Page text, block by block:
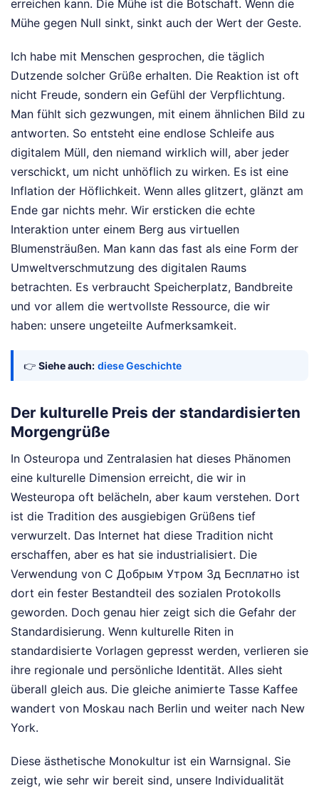
erreichen kann. Die Mühe ist die Botschaft. Wenn die
Mühe gegen Null sinkt, sinkt auch der Wert der Geste.
Ich habe mit Menschen gesprochen, die täglich
Dutzende solcher Grüße erhalten. Die Reaktion ist oft
nicht Freude, sondern ein Gefühl der Verpflichtung.
Man fühlt sich gezwungen, mit einem ähnlichen Bild zu
antworten. So entsteht eine endlose Schleife aus
digitalem Müll, den niemand wirklich will, aber jeder
verschickt, um nicht unhöflich zu wirken. Es ist eine
Inflation der Höflichkeit. Wenn alles glitzert, glänzt am
Ende gar nichts mehr. Wir ersticken die echte
Interaktion unter einem Berg aus virtuellen
Blumensträußen. Man kann das fast als eine Form der
Umweltverschmutzung des digitalen Raums
betrachten. Es verbraucht Speicherplatz, Bandbreite
und vor allem die wertvollste Ressource, die wir
haben: unsere ungeteilte Aufmerksamkeit.
👉 Siehe auch: diese Geschichte
Der kulturelle Preis der standardisierten
Morgengrüße
In Osteuropa und Zentralasien hat dieses Phänomen
eine kulturelle Dimension erreicht, die wir in
Westeuropa oft belächeln, aber kaum verstehen. Dort
ist die Tradition des ausgiebigen Grüßens tief
verwurzelt. Das Internet hat diese Tradition nicht
erschaffen, aber es hat sie industrialisiert. Die
Verwendung von С Добрым Утром 3д Бесплатно ist
dort ein fester Bestandteil des sozialen Protokolls
geworden. Doch genau hier zeigt sich die Gefahr der
Standardisierung. Wenn kulturelle Riten in
standardisierte Vorlagen gepresst werden, verlieren sie
ihre regionale und persönliche Identität. Alles sieht
überall gleich aus. Die gleiche animierte Tasse Kaffee
wandert von Moskau nach Berlin und weiter nach New
York.
Diese ästhetische Monokultur ist ein Warnsignal. Sie
zeigt, wie sehr wir bereit sind, unsere Individualität